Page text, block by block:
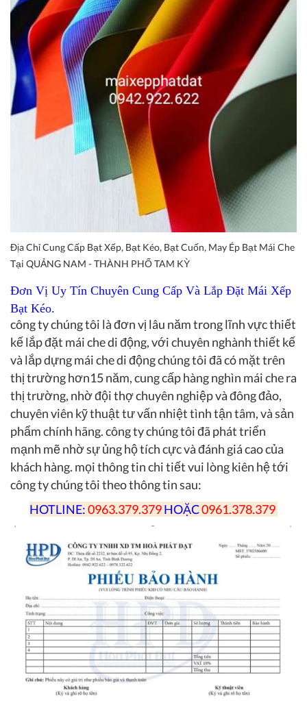
Địa Chỉ Cung Cấp Bạt Xếp, Bạt Kéo, Bạt Cuốn, May Ép Bạt Mái Che
Tại QUẢNG NAM - THÀNH PHỐ TAM KỲ
Đơn Vị Uy Tín Chuyên Cung Cấp Và Lắp Đặt Mái Xếp
Bạt Kéo.
công ty chúng tôi là đơn vị lâu năm trong lĩnh vực thiết
kế lắp đặt mái che di động, với chuyên nghành thiết kế
và lắp dựng mái che di động chúng tôi đã có mặt trên
thị trường hơn15 năm, cung cấp hàng nghìn mái che ra
thị trường, nhờ đội thợ chuyên nghiệp và đông đảo,
chuyên viên kỹ thuật tư vấn nhiệt tình tận tâm, và sản
phẩm chính hãng. công ty chúng tôi đã phát triển
mạnh mẽ nhờ sự ủng hộ tích cực và đánh giá cao của
khách hàng. mọi thông tin chi tiết vui lòng kiên hệ tới
công ty chúng tôi theo thông tin sau:
HOTLINE:0963.379.379HOẶC0961.378.379